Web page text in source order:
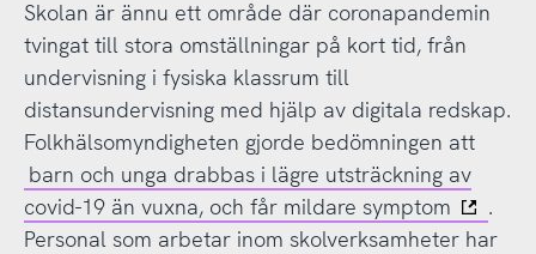
Skolan är ännu ett område där coronapandemin
tvingat till stora omställningar på kort tid, från
undervisning i fysiska klassrum till
distansundervisning med hjälp av digitala redskap.
Folkhälsomyndigheten gjorde bedömningen att
barn och unga drabbas i lägre utsträckning av
covid-19 än vuxna, och får mildare symptom
.
Personal som arbetar inom skolverksamheter har